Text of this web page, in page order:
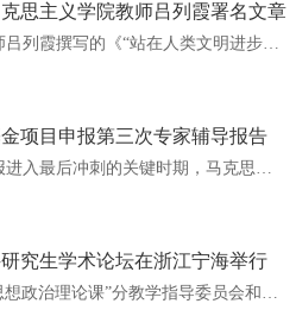
思主义学院教师吕列霞署名文章
近期，我校马克思主义学院教师吕列霞撰写的《“站在人类文明进步一边”话语的叙事结构与时代价值》一文刊发...
项目申报第三次专家辅导报告
在2026年国家社科基金项目申报进入最后冲刺的关键时期，马克思主义举办第三次专家辅导会，特邀上海外国语大...
究生学术论坛在浙江宁海举行
5月23日，由上海高校“研究生思想政治理论课”分教学指导委员会和我校研究生院主办，我校马克思主义学院承...